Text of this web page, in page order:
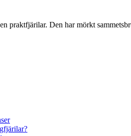
praktfjärilar. Den har mörkt